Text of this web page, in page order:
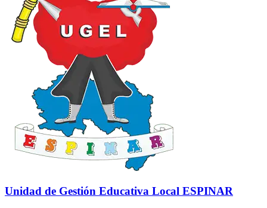
Unidad de Gestión Educativa Local ESPINAR